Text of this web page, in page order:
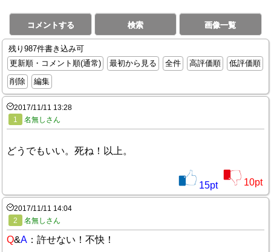
コメントする 検索 画像一覧
残り987件書き込み可
更新順・コメント順(通常)
最初から見る 全件 高評価順
低評価順
削除
編集
2017/11/11 13:28
1
名無しさん
どうでもいい。死ね！以上。
15pt 10pt
2017/11/11 14:04
2
名無しさん
Q&A ：許せない！不快！